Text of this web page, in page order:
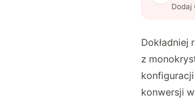
Dodaj
Dokładniej
z
konwersji